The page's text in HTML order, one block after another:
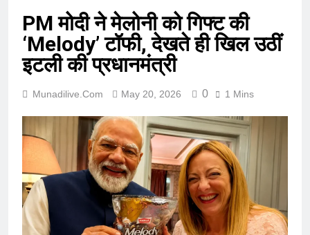
PM मोदी ने मेलोनी को गिफ्ट की
‘Melody’ टॉफी, देखते ही खिल उठीं
इटली की प्रधानमंत्री
Munadilive.com May 20, 2026 0 1 Mins